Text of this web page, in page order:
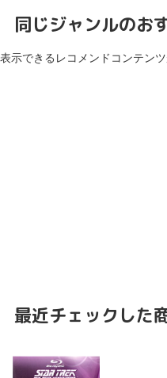
同じジャンルのお
表示できるレコメンドコンテン
最近チェックした